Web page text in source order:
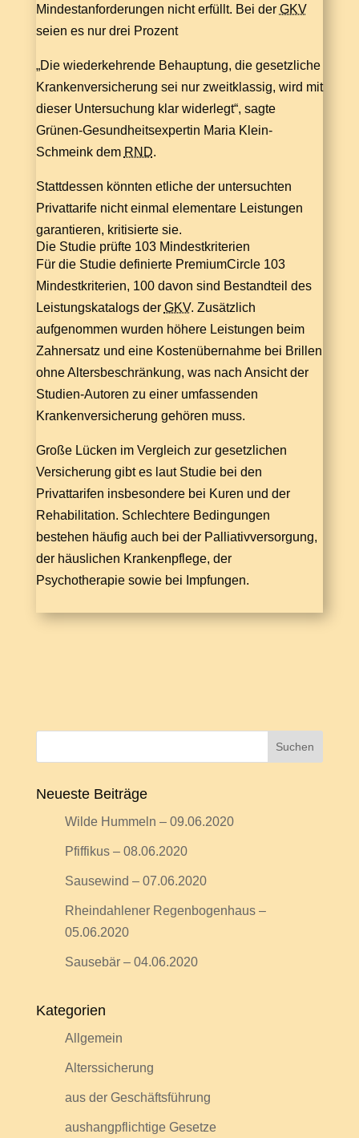
Mindestanforderungen nicht erfüllt. Bei der GKV
seien es nur drei Prozent
„Die wiederkehrende Behauptung, die gesetzliche
Krankenversicherung sei nur zweitklassig, wird mit
dieser Untersuchung klar widerlegt“, sagte
Grünen-Gesundheitsexpertin Maria Klein-
Schmeink dem RND.
Stattdessen könnten etliche der untersuchten
Privattarife nicht einmal elementare Leistungen
garantieren, kritisierte sie.
Die Studie prüfte 103 Mindestkriterien
Für die Studie definierte PremiumCircle 103
Mindestkriterien, 100 davon sind Bestandteil des
Leistungskatalogs der GKV. Zusätzlich
aufgenommen wurden höhere Leistungen beim
Zahnersatz und eine Kostenübernahme bei Brillen
ohne Altersbeschränkung, was nach Ansicht der
Studien-Autoren zu einer umfassenden
Krankenversicherung gehören muss.
Große Lücken im Vergleich zur gesetzlichen
Versicherung gibt es laut Studie bei den
Privattarifen insbesondere bei Kuren und der
Rehabilitation. Schlechtere Bedingungen
bestehen häufig auch bei der Palliativversorgung,
der häuslichen Krankenpflege, der
Psychotherapie sowie bei Impfungen.
Neueste Beiträge
Wilde Hummeln – 09.06.2020
Pfiffikus – 08.06.2020
Sausewind – 07.06.2020
Rheindahlener Regenbogenhaus –
05.06.2020
Sausebär – 04.06.2020
Kategorien
Allgemein
Alterssicherung
aus der Geschäftsführung
aushangpflichtige Gesetze